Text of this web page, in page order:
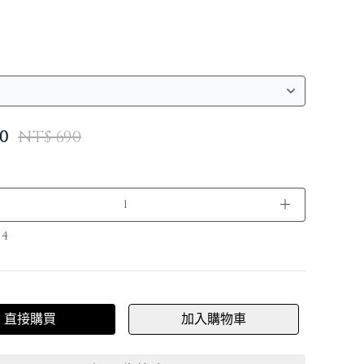
NT$ 690
＋
4
直接購買 加入購物車